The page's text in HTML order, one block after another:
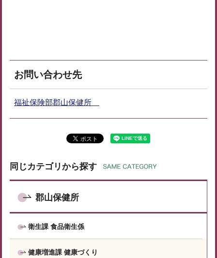
お問い合わせ先
福祉保険部郡山保健所
同じカテゴリから探す
郡山保健所
衛生課 食品衛生係
健康増進課 健康づくり